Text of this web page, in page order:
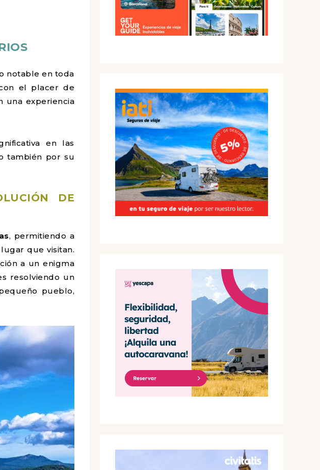
notable en toda
el placer de
una experiencia
en las
también por su
DE
, permitiendo a
que visitan.
a un enigma
resolviendo un
pueblo,